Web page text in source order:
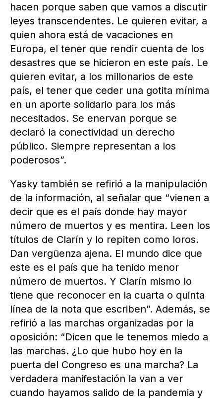
hacen porque saben que vamos a discutir
leyes transcendentes. Le quieren evitar, a
quien ahora está de vacaciones en
Europa, el tener que rendir cuenta de los
desastres que se hicieron en este país. Le
quieren evitar, a los millonarios de este
país, el tener que ceder una gotita mínima
en un aporte solidario para los más
necesitados. Se enervan porque se
declaró la conectividad un derecho
público. Siempre representan a los
poderosos”.
Yasky también se refirió a la manipulación
de la información, al señalar que “vienen a
decir que es el país donde hay mayor
número de muertos y es mentira. Leen los
títulos de Clarín y lo repiten como loros.
Dan vergüenza ajena. El mundo dice que
este es el país que ha tenido menor
número de muertos. Y Clarín mismo lo
tiene que reconocer en la cuarta o quinta
línea de la nota que escriben”. Además, se
refirió a las marchas organizadas por la
oposición: “Dicen que le tenemos miedo a
las marchas. ¿Lo que hubo hoy en la
puerta del Congreso es una marcha? La
verdadera manifestación la van a ver
cuando hayamos salido de la pandemia y